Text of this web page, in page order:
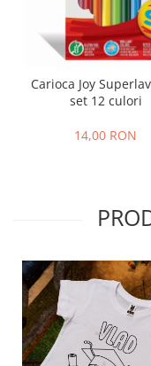
Carioca Joy
set 12 culori
14,00 RON